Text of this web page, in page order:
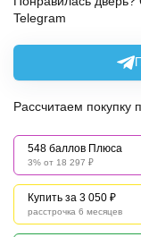
Telegram
Рассчитаем покупку
548 баллов Плюса
3% от 18 297 ₽
Купить за 3 050 ₽
расстрочка 6 месяцев